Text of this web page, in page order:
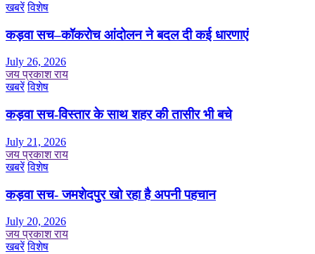
खबरें विशेष
कड़वा सच–कॉकरोच आंदोलन ने बदल दी कई धारणाएं
July 26, 2026
जय प्रकाश राय
खबरें विशेष
कड़वा सच-विस्तार के साथ शहर की तासीर भी बचे
July 21, 2026
जय प्रकाश राय
खबरें विशेष
कड़वा सच- जमशेदपुर खो रहा है अपनी पहचान
July 20, 2026
जय प्रकाश राय
खबरें विशेष